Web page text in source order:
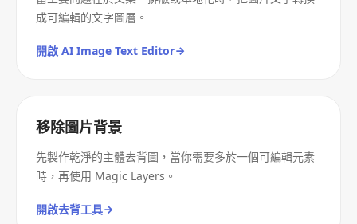
成可編輯的文字圖層。
開啟 AI Image Text Editor
移除圖片背景
先製作乾淨的主體去背圖，當你需要多於一個可編輯元素
時，再使用 Magic Layers。
開啟去背工具